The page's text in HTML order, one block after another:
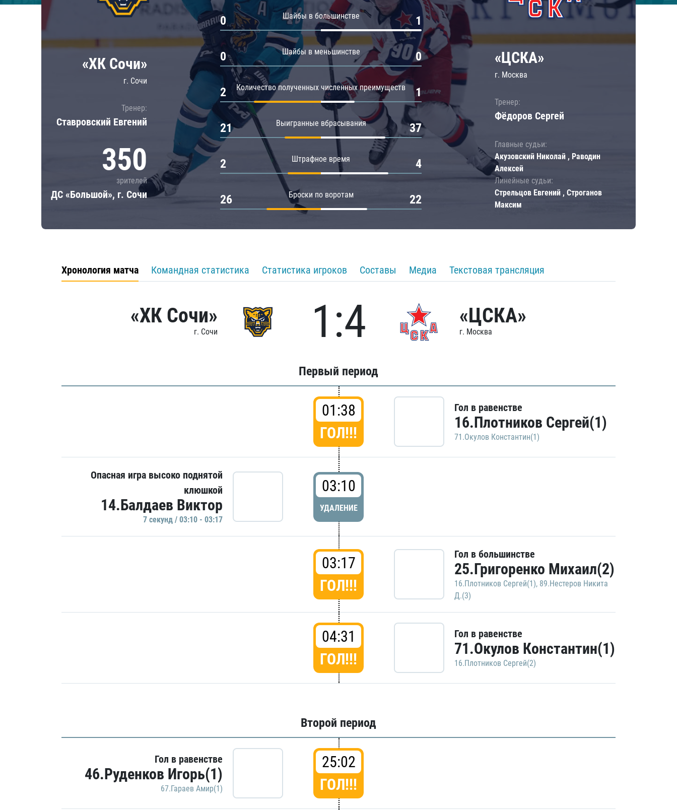
Локомотив
ЦСКА
Шанхайские Драконы
Амур
Барыс
Салават Юлаев
«ХК Сочи»
г. Сочи
Тренер:
Ставровский Евгений
350
зрителей
ДС «Большой», г. Сочи
Шайбы в большинстве
0 1
Шайбы в меньшинстве
0 0
Количество полученных численных преимуществ
2 1
Выигранные вбрасывания
21 37
Штрафное время
2 4
Броски по воротам
26 22
«ЦСКА»
г. Москва
Тренер:
Фёдоров Сергей
Главные судьи:
Акузовский Николай , Раводин
Алексей
Линейные судьи:
Стрельцов Евгений , Строганов
Максим
Хронология матча Командная статистика Статистика игроков Составы Медиа Текстовая трансляция
«ХК Сочи»
г. Сочи 1:4 «ЦСКА»
г. Москва
Первый период
01:38
ГОЛ!!!
Гол в равенстве
16.Плотников Сергей(1)
71.Окулов Константин(1)
Опасная игра высоко поднятой
клюшкой
14.Балдаев Виктор
7 секунд / 03:10 - 03:17
03:10
УДАЛЕНИЕ
03:17
ГОЛ!!!
Гол в большинстве
25.Григоренко Михаил(2)
16.Плотников Сергей(1), 89.Нестеров Никита
Д.(3)
04:31
ГОЛ!!!
Гол в равенстве
71.Окулов Константин(1)
16.Плотников Сергей(2)
Второй период
Гол в равенстве
46.Руденков Игорь(1)
67.Гараев Амир(1)
25:02
ГОЛ!!!